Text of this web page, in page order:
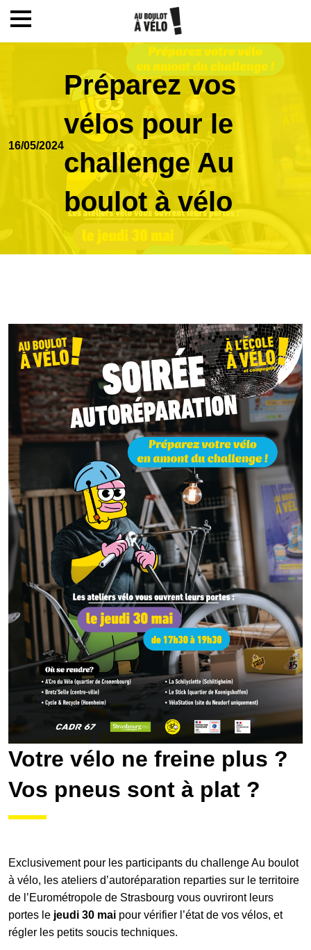
Accueil
Le challenge
Inscription
Ecoles
Galerie photos
Résultats
Les participants
FAQ
Contact
16/05/2024
Préparez vos
vélos pour le
challenge Au
boulot à vélo
Votre vélo ne freine plus ?
Vos pneus sont à plat ?
Exclusivement pour les participants du challenge Au boulot
à vélo, les ateliers d’autoréparation reparties sur le territoire
de l’Eurométropole de Strasbourg vous ouvriront leurs
portes le jeudi 30 mai pour vérifier l’état de vos vélos, et
régler les petits soucis techniques.